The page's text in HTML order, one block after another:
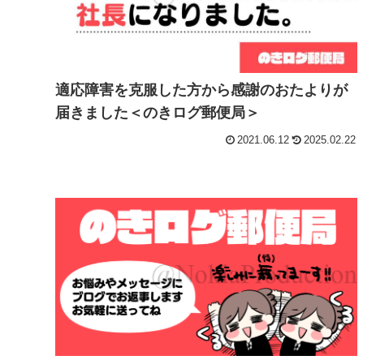
適応障害を克服した方から感謝のおたよりが
届きました＜のきログ郵便局＞
2021.06.12 2025.02.22